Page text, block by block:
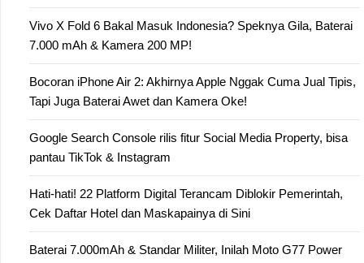
Vivo X Fold 6 Bakal Masuk Indonesia? Speknya Gila, Baterai
7.000 mAh & Kamera 200 MP!
Bocoran iPhone Air 2: Akhirnya Apple Nggak Cuma Jual Tipis,
Tapi Juga Baterai Awet dan Kamera Oke!
Google Search Console rilis fitur Social Media Property, bisa
pantau TikTok & Instagram
Hati-hati! 22 Platform Digital Terancam Diblokir Pemerintah,
Cek Daftar Hotel dan Maskapainya di Sini
Baterai 7.000mAh & Standar Militer, Inilah Moto G77 Power